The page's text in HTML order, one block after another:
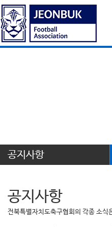
공지사항
공지사항
전북특별자치도축구협회의 각종 소